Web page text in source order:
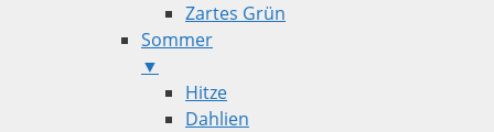
Zartes Grün
Sommer
▼
Hitze
Dahlien